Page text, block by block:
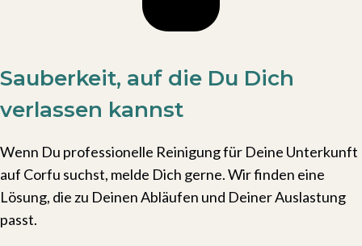
Sauberkeit, auf die Du Dich
verlassen kannst
Wenn Du professionelle Reinigung für Deine Unterkunft
auf Corfu suchst, melde Dich gerne. Wir finden eine
Lösung, die zu Deinen Abläufen und Deiner Auslastung
passt.